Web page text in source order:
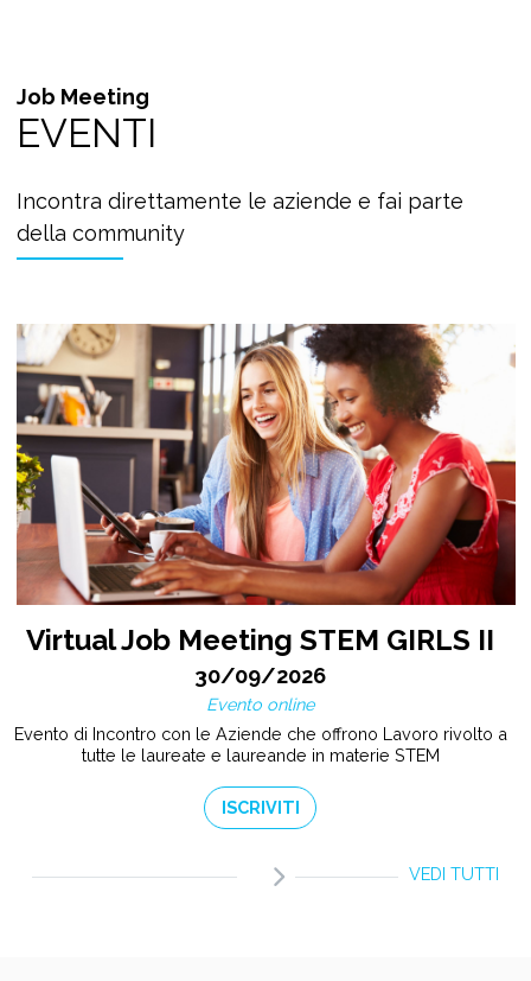
Job Meeting
EVENTI
Incontra direttamente le aziende e fai parte
della community
Virtual Job Meeting STEM GIRLS II
30/09/2026
Evento online
Evento di Incontro con le Aziende che offrono Lavoro rivolto a
tutte le laureate e laureande in materie STEM
ISCRIVITI
VEDI TUTTI